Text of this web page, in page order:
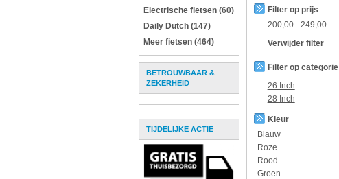
Electrische fietsen (60)
Daily Dutch (147)
Meer fietsen (464)
BETROUWBAAR &
ZEKERHEID
TIJDELIJKE ACTIE
Filter op prijs
200,00- 249,00
Verwijder filter
Filter op categorie
26 Inch
28 Inch
Kleur
Blauw
Roze
Rood
Groen